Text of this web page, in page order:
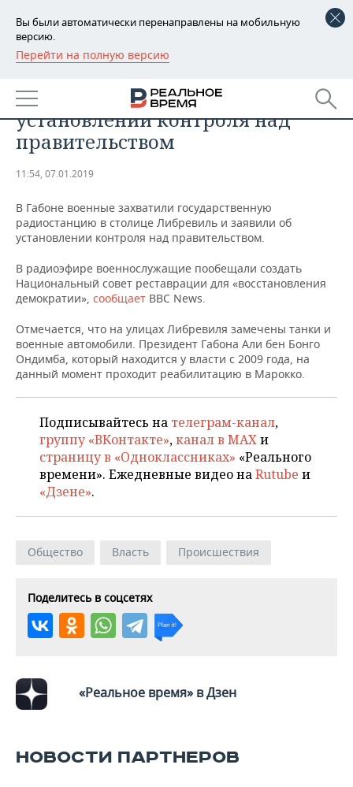
Вы были автоматически перенаправлены на мобильную
версию.
Перейти на полную версию
РЕГИОНЫ
БАШКОРТОСТАН
ТАТАРСТАН
НОВОСТИ
АНАЛИТИКА
ДЕКЛАРАЦИИ О ДОХОДАХ
КОРОЛИ ГОСЗАКАЗА ПФО
ВУЗЫ ТАТАРСТАНА
КОМУ ПРИНАДЛЕЖАТ
ТОРГОВЫЕ ЦЕНТРЫ
ТАТАРСТАНА
НОВОСТИ ЭКОНОМИКИ
ФИНАНСЫ
БАНКИ
БЮДЖЕТ
ИНВЕСТИЦИИ
ПРОМЫШЛЕННОСТЬ
НОВОСТИ
ПРОМЫШЛЕННОСТИ
АГРОПРОМ
МАШИНОСТРОЕНИЕ
НЕФТЕХИМИЯ
НЕФТЬ
ОПК
ЭНЕРГЕТИКА
НЕДВИЖИМОСТЬ
НОВОСТИ НЕДВИЖИМОСТИ
АВТО
НОВОСТИ АВТО
НОВОСТИ БИЗНЕСА
РОЗНИЧНАЯ ТОРГОВЛЯ
ТРАНСПОРТ
УСЛУГИ
ТЕХНОЛОГИИ
НОВОСТИ ТЕХНОЛОГИЙ
МЕДИА
ТЕЛЕКОММУНИКАЦИИ
МЕРОПРИЯТИЯ
НОВОСТИ МЕРОПРИЯТИЙ
ВЫЕЗДНАЯ РЕДАКЦИЯ
БИЗНЕС-БРАНЧИ
СПОРТ
НОВОСТИ СПОРТА
ФУТБОЛ
ВОЛЕЙБОЛ
КИБЕРСПОРТ
ВОДНЫЕ ВИДЫ СПОРТА
ОБЩЕСТВО
НОВОСТИ ОБЩЕСТВА
ИСТОРИЯ
КУЛЬТУРА
ОБРАЗОВАНИЕ
ФОТОГАЛЕРЕЯ
СПИСОК ПЕРСОН
СПИСОК КОМПАНИЙ
ПОЛНАЯ ВЕРСИЯ
В Габоне военные объявили об
установлении контроля над
правительством
11:54, 07.01.2019
В Габоне военные захватили государственную
радиостанцию в столице Либревиль и заявили об
установлении контроля над правительством.
В радиоэфире военнослужащие пообещали создать
Национальный совет реставрации для «восстановления
демократии», сообщает BBC News.
Отмечается, что на улицах Либревиля замечены танки и
военные автомобили. Президент Габона Али бен Бонго
Ондимба, который находится у власти с 2009 года, на
данный момент проходит реабилитацию в Марокко.
Подписывайтесь на телеграм-канал,
группу «ВКонтакте»,канал в MAXи
страницу в «Одноклассниках» «Реального
времени». Ежедневные видео наRutube и
«Дзене».
Общество Власть Происшествия
Поделитесь в соцсетях
«Реальное время» в Дзен
НОВОСТИ ПАРТНЕРОВ